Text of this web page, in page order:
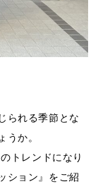
られる季節とな
うか。
トレンドになり
ション』をご紹